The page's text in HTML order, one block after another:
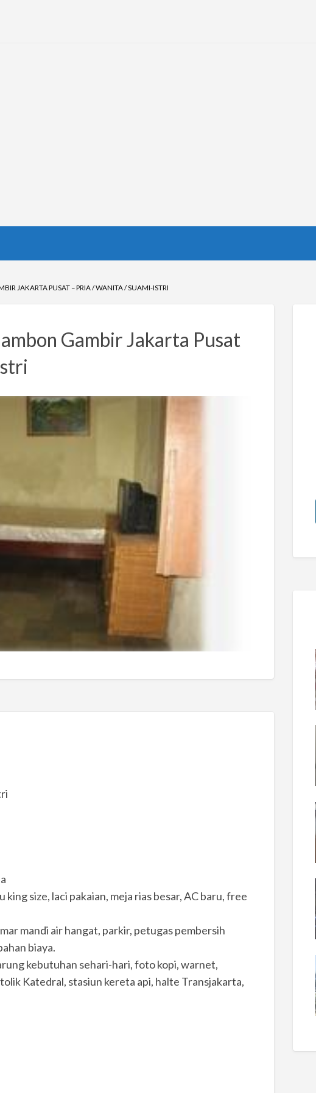
JAKARTA PUSAT – PRIA / WANITA / SUAMI-ISTRI
Gambir Jakarta Pusat
size, laci pakaian, meja rias besar, AC baru, free
mandi air hangat, parkir, petugas pembersih
biaya.
kebutuhan sehari-hari, foto kopi, warnet,
Katedral, stasiun kereta api, halte Transjakarta,